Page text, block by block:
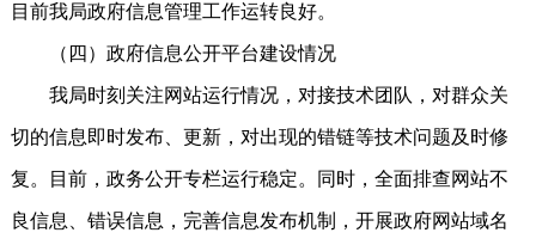
目前我局政府信息管理工作运转良好。
（四）政府信息公开平台建设情况
我局时刻关注网站运行情况，对接技术团队，对群众关
切的信息即时发布、更新，对出现的错链等技术问题及时修
复。目前，政务公开专栏运行稳定。同时，全面排查网站不
良信息、错误信息，完善信息发布机制，开展政府网站域名